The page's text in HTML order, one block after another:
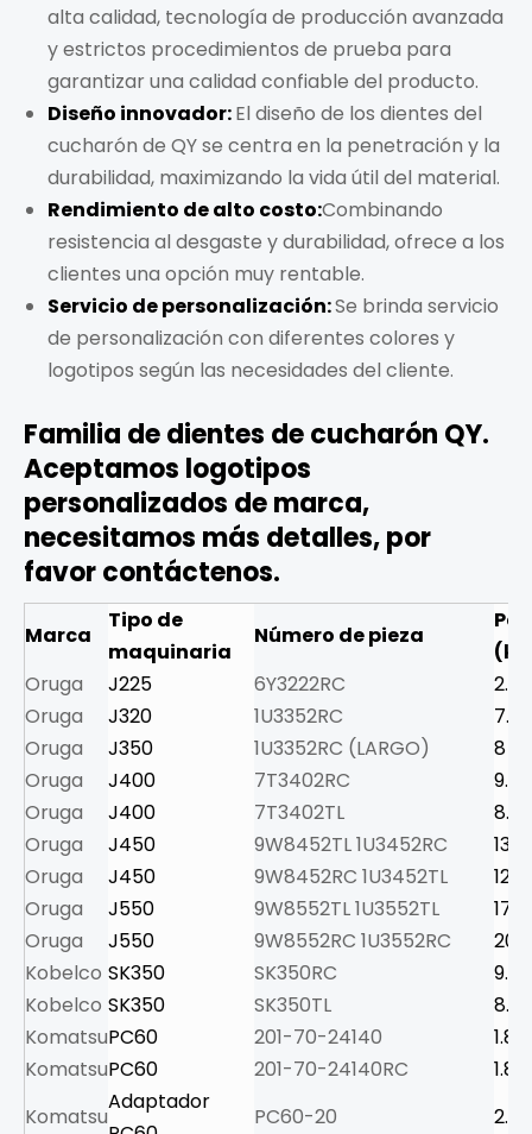
alta calidad, tecnología de producción avanzada
y estrictos procedimientos de prueba para
garantizar una calidad confiable del producto.
Diseño innovador:El diseño de los dientes del
cucharón de QY se centra en la penetración y la
durabilidad, maximizando la vida útil del material.
Rendimiento de alto costo:Combinando
resistencia al desgaste y durabilidad, ofrece a los
clientes una opción muy rentable.
Servicio de personalización:Se brinda servicio
de personalización con diferentes colores y
logotipos según las necesidades del cliente.
Familia de dientes de cucharón QY.
Aceptamos logotipos
personalizados de marca,
necesitamos más detalles, por
favor contáctenos.
Marca
Tipo de
maquinaria
Número de pieza
Oruga
J225 6Y3222RC
2.9
Oruga
J320 1U3352RC
7.5
Oruga
J350 1U3352RC (LARGO)
8
Oruga
J400 7T3402RC
9.5
Oruga
J400 7T3402TL
8.3
Oruga
J450 9W8452TL 1U3452RC
13.5
Oruga
J450 9W8452RC 1U3452TL
12.0
Oruga
J550 9W8552TL 1U3552TL
17.5
Oruga
J550 9W8552RC 1U3552RC
20.5
Kobelco SK350 SK350RC
9.5
Kobelco SK350 SK350TL
8.3
KomatsuPC60 201-70-24140
1.8
KomatsuPC60 201-70-24140RC
1.8
Komatsu
Adaptador
PC60-20 2.5